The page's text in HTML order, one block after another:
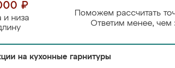
₽
и низа
Поможем рассчитать
Ответим менее, чем
на кухонные гарнитуры